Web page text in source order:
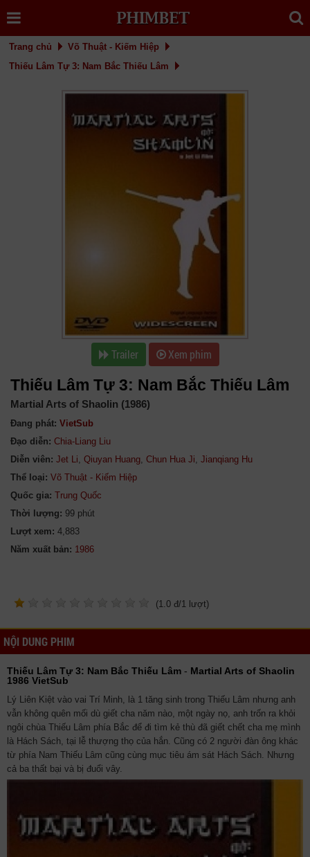
Trang chủ
Võ Thuật - Kiếm Hiệp
Thiếu Lâm Tự 3: Nam Bắc Thiếu Lâm
Trailer Xem phim
Thiếu Lâm Tự 3: Nam Bắc Thiếu Lâm
Martial Arts of Shaolin (1986)
Đang phát: VietSub
Đạo diễn: Chia-Liang Liu
Diễn viên: Jet Li, Qiuyan Huang, Chun Hua Ji, Jianqiang Hu
Thể loại: Võ Thuật - Kiếm Hiệp
Quốc gia: Trung Quốc
Thời lượng: 99 phút
Lượt xem: 4,883
Năm xuất bản:
(1.0 đ/1 lượt)
NỘI DUNG PHIM
Thiếu Lâm Tự 3: Nam Bắc Thiếu Lâm - Martial Arts of Shaolin
1986 VietSub
Lý Liên Kiệt vào vai Trí Minh, là 1 tăng sinh trong Thiếu Lâm nhưng anh
vẫn không quên mối dù giết cha năm nào, một ngày nọ, anh trốn ra khỏi
ngôi chùa Thiếu Lâm phía Bắc để đi tìm kẻ thù đã giết chết cha mẹ mình
là Hách Sách, tại lễ thượng thọ của hắn. Cũng có 2 người đàn ông khác
từ phía Nam Thiếu Lâm cũng cùng mục tiêu ám sát Hách Sách. Nhưng
cả ba thất bại và bị đuổi vây.